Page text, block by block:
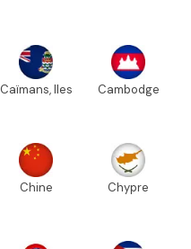
Caïmans, Iles Cambodge
Chine Chypre